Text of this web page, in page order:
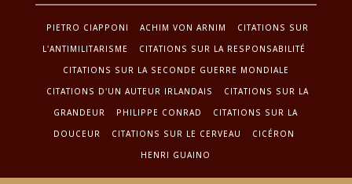
PIETRO CIAPPONI ACHIM VON ARNIM
CITATIONS SUR
L'ANTIMILITARISME
CITATIONS SUR LA RESPONSABILITÉ
CITATIONS SUR LA SECONDE GUERRE MONDIALE
CITATIONS D'UN AUTEUR IRLANDAIS
CITATIONS SUR LA
GRANDEUR
PHILIPPE CONRAD
CITATIONS SUR LA
DOUCEUR
CITATIONS SUR LE CERVEAU
CICÉRON
HENRI GUAINO